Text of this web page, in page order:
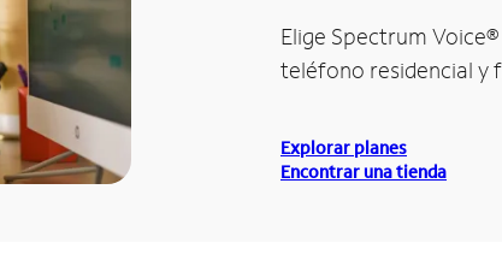
Elige Spectrum Voice®
teléfono residencial y
Explorar planes
Encontrar una tienda